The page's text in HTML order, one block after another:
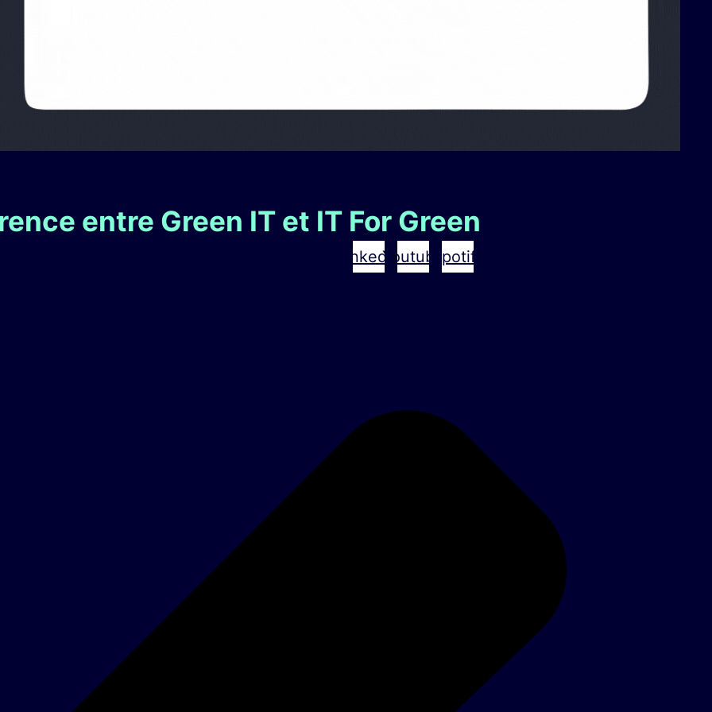
entre Green IT et IT For Green
LinkedinYoutubeSpotify